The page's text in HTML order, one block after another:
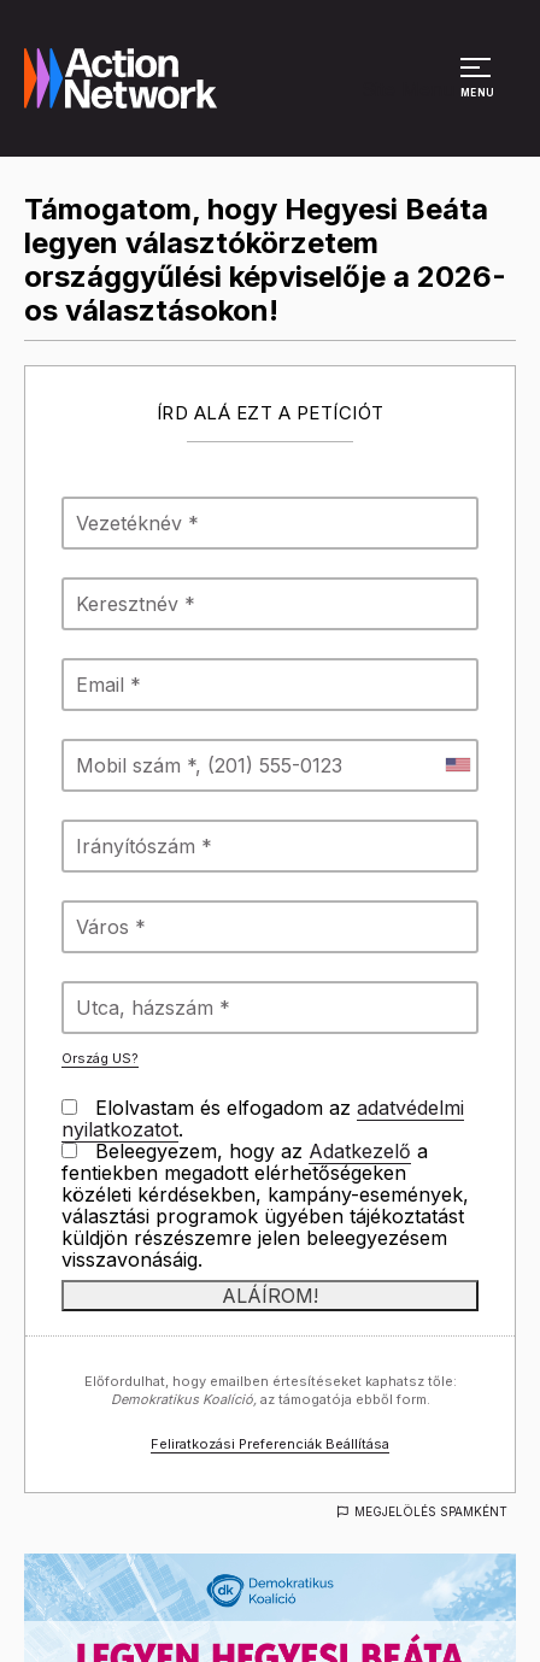
MENU
Támogatom, hogy Hegyesi Beáta
legyen választókörzetem
országgyűlési képviselője a 2026-
os választásokon!
ÍRD ALÁ EZT A PETÍCIÓT
Ország US?
Elolvastam és elfogadom az adatvédelmi
nyilatkozatot.
Beleegyezem, hogy az Adatkezelő a
fentiekben megadott elérhetőségeken
közéleti kérdésekben, kampány-események,
választási programok ügyében tájékoztatást
küldjön részészemre jelen beleegyezésem
visszavonásáig.
Előfordulhat, hogy emailben értesítéseket kaphatsz tőle:
Demokratikus Koalíció, az támogatója ebből form.
Feliratkozási Preferenciák Beállítása
MEGJELÖLÉS SPAMKÉNT